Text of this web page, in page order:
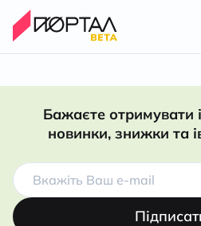
Бажаєте отримувати
новинки, знижки та